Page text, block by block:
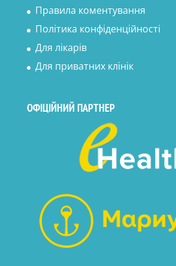
Правила коментування
Політика конфіденційності
Для лікарів
Для приватних клінік
ОФІЦІЙНИЙ ПАРТНЕР